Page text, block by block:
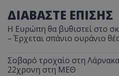
ΔΙΑΒΑΣΤΕ ΕΠΙΣΗΣ
Η Ευρώπη θα βυθιστεί στο
– Έρχεται σπάνιο ουράνιο
Σοβαρό τροχαίο στη
22χρονη στη ΜΕΘ